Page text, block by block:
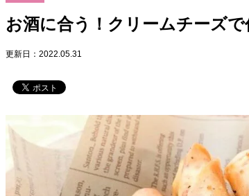
お酒に合う！クリームチーズ
更新日：2022.05.31